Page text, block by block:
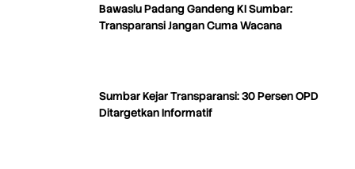
Bawaslu Padang Gandeng KI Sumbar:
Transparansi Jangan Cuma Wacana
Sumbar Kejar Transparansi: 30 Persen OPD
Ditargetkan Informatif